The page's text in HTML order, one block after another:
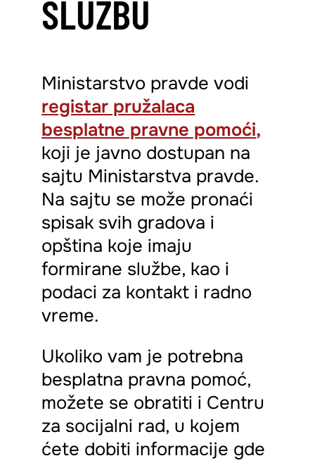
SLUŽBU
Ministarstvo pravde vodi
registar pružalaca
besplatne pravne pomoći,
koji je javno dostupan na
sajtu Ministarstva pravde.
Na sajtu se može pronaći
spisak svih gradova i
opština koje imaju
formirane službe, kao i
podaci za kontakt i radno
vreme.
Ukoliko vam je potrebna
besplatna pravna pomoć,
možete se obratiti i Centru
za socijalni rad, u kojem
ćete dobiti informacije gde